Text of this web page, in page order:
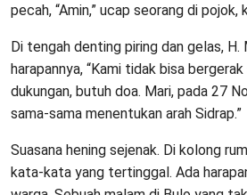
pecah, “Amin,” ucap seorang di pojok,
Di tengah denting piring dan gelas, H.
harapannya, “Kami tidak bisa
dukungan, butuh doa. Mari, pada 27
sama-sama menentukan arah Sidrap.”
Suasana hening sejenak. Di kolong
kata-kata yang tertinggal. Ada